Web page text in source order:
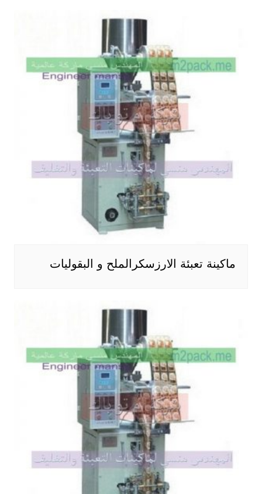
ماكينة تعبئة الارزسكرالملح و البقوليات